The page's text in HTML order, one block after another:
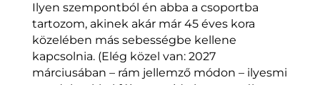
Ilyen szempontból én abba a csoportba
tartozom, akinek akár már 45 éves kora
közelében más sebességbe kellene
kapcsolnia. (Elég közel van: 2027
márciusában – rám jellemző módon – ilyesmi